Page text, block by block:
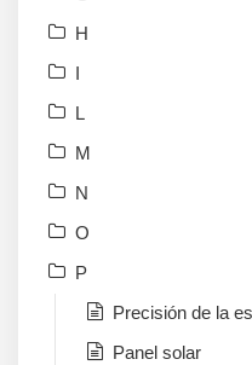
H
I
L
M
N
O
P
Precisión de la
Panel solar